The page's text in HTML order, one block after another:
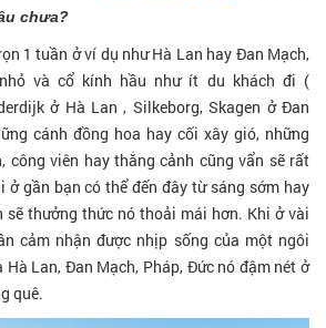
chưa?
1 tuần ở ví dụ như Hà Lan hay Đan Mạch,
và cổ kính hầu như ít du khách đi (
ở Hà Lan , Silkeborg, Skagen ở Đan
cánh đồng hoa hay cối xây gió, những
công viên hay thắng cảnh cũng vẩn sẽ rất
ở gần bạn có thể đến đây từ sáng sớm hay
sẽ thưởng thức nó thoải mái hơn. Khi ở vài
cảm nhận được nhịp sống của một ngôi
Hà Lan, Đan Mạch, Pháp, Đức nó đậm nét ở
quê.